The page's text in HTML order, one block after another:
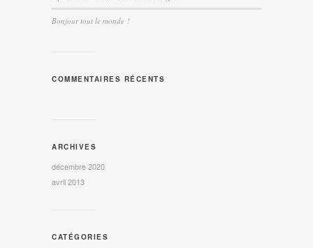
Bonjour tout le monde !
COMMENTAIRES RÉCENTS
ARCHIVES
décembre 2020
avril 2013
CATÉGORIES